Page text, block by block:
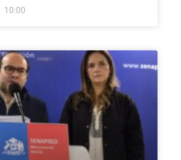
10:00